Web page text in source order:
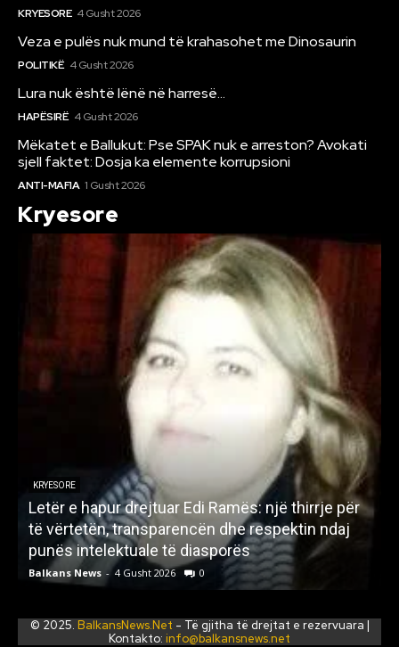
KRYESORE 4 Gusht 2026
Veza e pulës nuk mund të krahasohet me Dinosaurin
POLITIKË 4 Gusht 2026
Lura nuk është lënë në harresë…
HAPËSIRË 4 Gusht 2026
Mëkatet e Ballukut: Pse SPAK nuk e arreston? Avokati
sjell faktet: Dosja ka elemente korrupsioni
ANTI-MAFIA 1 Gusht 2026
Kryesore
KRYESORE
Letër e hapur drejtuar Edi Ramës: një thirrje për
të vërtetën, transparencën dhe respektin ndaj
punës intelektuale të diasporës
Balkans News - 4 Gusht 2026 0
© 2025. BalkansNews.Net - Të gjitha të drejtat e rezervuara |
Kontakto: info@balkansnews.net